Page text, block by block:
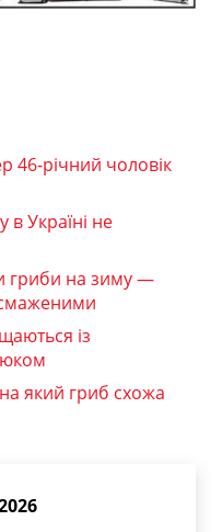
46-річний чоловік
в Україні не
гриби на зиму —
із
який гриб схожа